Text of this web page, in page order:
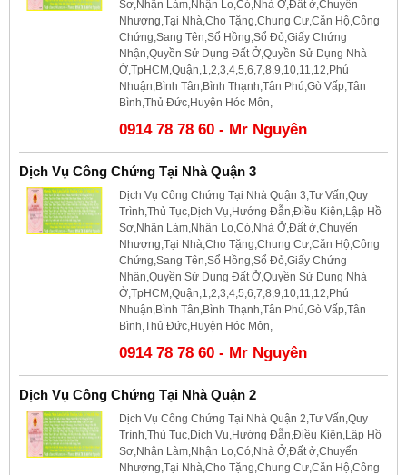
Sơ,Nhận Làm,Nhận Lo,Có,Nhà Ở,Đất ở,Chuyển
Nhượng,Tại Nhà,Cho Tặng,Chung Cư,Căn Hộ,Công
Chứng,Sang Tên,Sổ Hồng,Sổ Đỏ,Giấy Chứng
Nhận,Quyền Sử Dụng Đất Ở,Quyền Sử Dụng Nhà
Ở,TpHCM,Quận,1,2,3,4,5,6,7,8,9,10,11,12,Phú
Nhuận,Bình Tân,Bình Thạnh,Tân Phú,Gò Vấp,Tân
Bình,Thủ Đức,Huyện Hóc Môn,
0914 78 78 60 - Mr Nguyên
Dịch Vụ Công Chứng Tại Nhà Quận 3
Dịch Vụ Công Chứng Tại Nhà Quận 3,Tư Vấn,Quy
Trình,Thủ Tục,Dịch Vụ,Hướng Đẫn,Điều Kiện,Lập Hồ
Sơ,Nhận Làm,Nhận Lo,Có,Nhà Ở,Đất ở,Chuyển
Nhượng,Tại Nhà,Cho Tặng,Chung Cư,Căn Hộ,Công
Chứng,Sang Tên,Sổ Hồng,Sổ Đỏ,Giấy Chứng
Nhận,Quyền Sử Dụng Đất Ở,Quyền Sử Dụng Nhà
Ở,TpHCM,Quận,1,2,3,4,5,6,7,8,9,10,11,12,Phú
Nhuận,Bình Tân,Bình Thạnh,Tân Phú,Gò Vấp,Tân
Bình,Thủ Đức,Huyện Hóc Môn,
0914 78 78 60 - Mr Nguyên
Dịch Vụ Công Chứng Tại Nhà Quận 2
Dịch Vụ Công Chứng Tại Nhà Quận 2,Tư Vấn,Quy
Trình,Thủ Tục,Dịch Vụ,Hướng Đẫn,Điều Kiện,Lập Hồ
Sơ,Nhận Làm,Nhận Lo,Có,Nhà Ở,Đất ở,Chuyển
Nhượng,Tại Nhà,Cho Tặng,Chung Cư,Căn Hộ,Công